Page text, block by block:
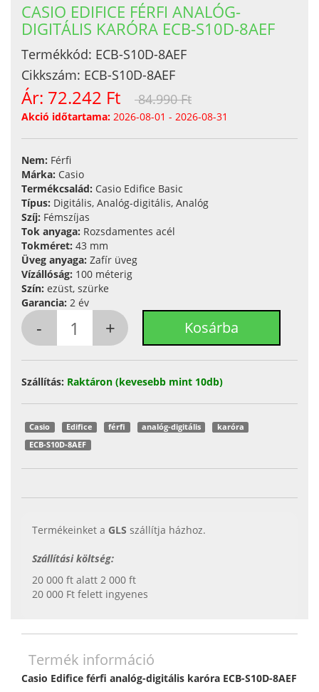
CASIO EDIFICE FÉRFI ANALÓG-
DIGITÁLIS KARÓRA ECB-S10D-8AEF
Termékkód: ECB-S10D-8AEF
Cikkszám: ECB-S10D-8AEF
Ár: 72.242 Ft 84.990 Ft
Akció időtartama: 2026-08-01 - 2026-08-31
Nem: Férfi
Márka: Casio
Termékcsalád: Casio Edifice Basic
Típus: Digitális, Analóg-digitális, Analóg
Szíj: Fémszíjas
Tok anyaga: Rozsdamentes acél
Tokméret: 43 mm
Üveg anyaga: Zafír üveg
Vízállóság: 100 méterig
Szín: ezüst, szürke
Garancia: 2 év
Szállítás: Raktáron (kevesebb mint 10db)
Casio Edifice férfi analóg-digitális
karóra
ECB-S10D-8AEF
Termékeinket a GLS szállítja házhoz.
Szállítási költség:
20 000 ft alatt 2 000 ft
20 000 Ft felett ingyenes
Termék információ
Casio Edifice férfi analóg-digitális karóra ECB-S10D-8AEF